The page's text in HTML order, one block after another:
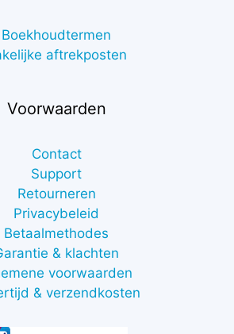
Boekhoudtermen
aftrekposten
Voorwaarden
Contact
Support
Retourneren
Privacybeleid
Betaalmethodes
& klachten
voorwaarden
& verzendkosten